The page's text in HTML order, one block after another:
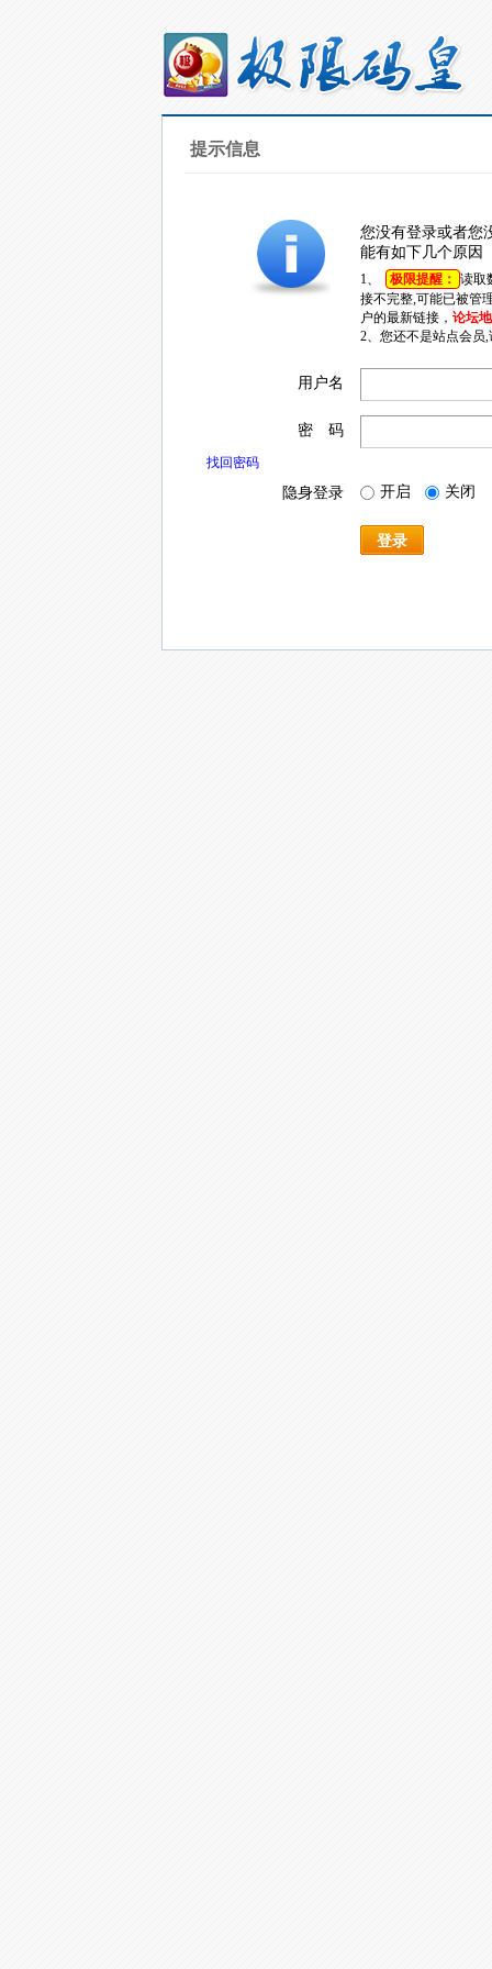
提示信息
您没有登录或者您
能有如下几个原因
1、 极限提醒： 读取
接不完整,可能已被管
户的最新链接， 论坛
2、您还不是站点会员
用户名
密 码
找回密码
隐身登录 开启 关闭
登录